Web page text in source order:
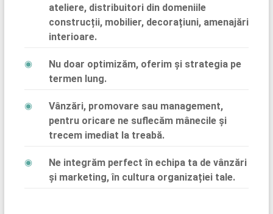
ateliere, distribuitori din domeniile
construcții, mobilier, decorațiuni, amenajări
interioare.
Nu doar optimizăm, oferim și strategia pe
termen lung.
Vânzări, promovare sau management,
pentru oricare ne suflecăm mânecile și
trecem imediat la treabă.
Ne integrăm perfect în echipa ta de vânzări
și marketing, în cultura organizației tale.